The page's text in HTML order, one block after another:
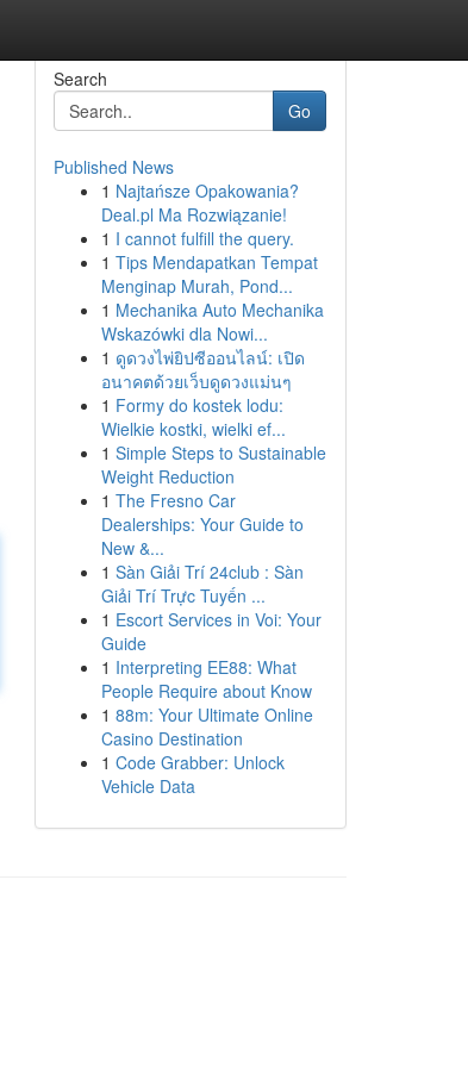
Search
Go
Published News
1 Najtańsze Opakowania?
Deal.pl Ma Rozwiązanie!
1 I cannot fulfill the query.
1 Tips Mendapatkan Tempat
Menginap Murah, Pond...
1 Mechanika Auto Mechanika
Wskazówki dla Nowi...
1 ดูดวงไพ่ยิปซีออนไลน์: เปิด
อนาคตด้วยเว็บดูดวงแม่นๆ
1 Formy do kostek lodu:
Wielkie kostki, wielki ef...
1 Simple Steps to Sustainable
Weight Reduction
1 The Fresno Car
Dealerships: Your Guide to
New &...
1 Sàn Giải Trí 24club : Sàn
Giải Trí Trực Tuyến ...
1 Escort Services in Voi: Your
Guide
1 Interpreting EE88: What
People Require about Know
1 88m: Your Ultimate Online
Casino Destination
1 Code Grabber: Unlock
Vehicle Data